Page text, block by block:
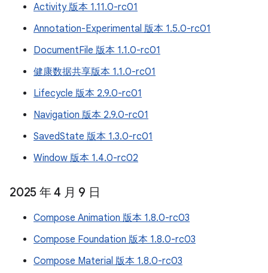
Activity 版本 1.11.0-rc01
Annotation-Experimental 版本 1.5.0-rc01
DocumentFile 版本 1.1.0-rc01
健康数据共享版本 1.1.0-rc01
Lifecycle 版本 2.9.0-rc01
Navigation 版本 2.9.0-rc01
SavedState 版本 1.3.0-rc01
Window 版本 1.4.0-rc02
2025 年 4 月 9 日
Compose Animation 版本 1.8.0-rc03
Compose Foundation 版本 1.8.0-rc03
Compose Material 版本 1.8.0-rc03